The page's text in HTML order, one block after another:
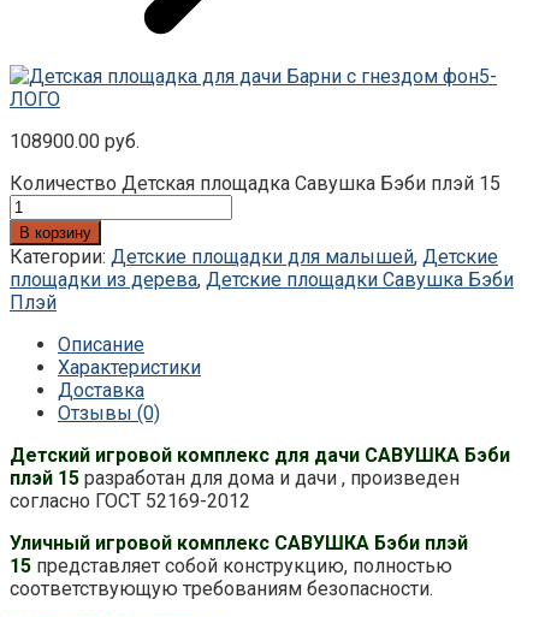
108900.00 руб.
Количество Детская площадка Савушка Бэби плэй 15
В корзину
Категории: Детские площадки для малышей, Детские
площадки из дерева, Детские площадки Савушка Бэби
Плэй
Описание
Характеристики
Доставка
Отзывы (0)
Детский игровой комплекс для дачи САВУШКА Бэби
плэй 15 разработан для дома и дачи , произведен
согласно ГОСТ 52169-2012
Уличный игровой комплекс САВУШКА Бэби плэй
15 представляет собой конструкцию, полностью
соответствующую требованиям безопасности.